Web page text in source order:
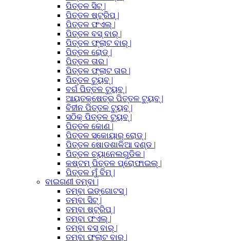
ପିତ୍ତଳ ସିଟ୍ |
ପିତ୍ତଳ ଷ୍ଟ୍ରିପ୍ |
ପିତ୍ତଳ ଫଏଲ୍ |
ପିତ୍ତଳ ବସ୍ ବାର୍ |
ପିତ୍ତଳ ଫ୍ଲାଟ ବାର୍ |
ପିତ୍ତଳ ରୋଡ୍ |
ପିତ୍ତଳ ତାର |
ପିତ୍ତଳ ଫ୍ଲାଟ ତାର |
ପିତ୍ତଳ ଟ୍ୟୁବ୍ |
ବର୍ଗ ପିତ୍ତଳ ଟ୍ୟୁବ୍ |
ଆୟତକ୍ଷେତ୍ର ପିତ୍ତଳ ଟ୍ୟୁବ୍ |
ବିହୀନ ପିତ୍ତଳ ଟ୍ୟୁବ୍ |
ସଠିକ୍ ପିତ୍ତଳ ଟ୍ୟୁବ୍ |
ପିତ୍ତଳ କୋଣ |
ପିତ୍ତଳ ସ୍କୋୟାର୍ ରୋଡ୍ |
ପିତ୍ତଳ ଷୋଡଶାଳିଆ ଦଣ୍ଡ |
ପିତ୍ତଳ ଚ୍ୟାନେଲଗୁଡିକ |
କଷ୍ଟମ୍ ପିତ୍ତଳ ପ୍ରୋଫାଇଲ୍ |
ପିତ୍ତଳ ମୁଁ ବିମ୍ |
ବାଇଗଣୀ ତମ୍ବା |
ତମ୍ବା ଇଙ୍ଗୋଟସ୍ |
ତମ୍ବା ସିଟ୍ |
ତମ୍ବା ଷ୍ଟ୍ରିପ୍ |
ତମ୍ବା ଫଏଲ୍ |
ତମ୍ବା ବସ୍ ବାର୍ |
ତମ୍ବା ଫ୍ଲାଟ ବାର୍ |